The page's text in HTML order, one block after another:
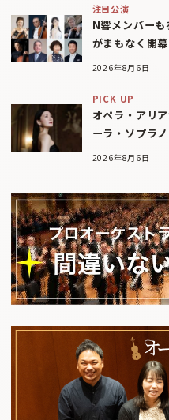
注目公演
N響メンバー
がまもなく開幕
2026年8月6日
PICK UP
オペラ・アリ
ーラ・ソプラ
2026年8月6日